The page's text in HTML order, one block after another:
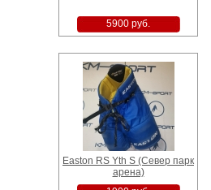
5900 руб.
Easton RS Yth S (Север парк
арена)